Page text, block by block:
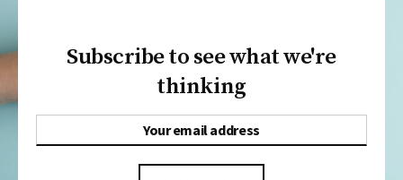
Subscribe to see what we're
thinking